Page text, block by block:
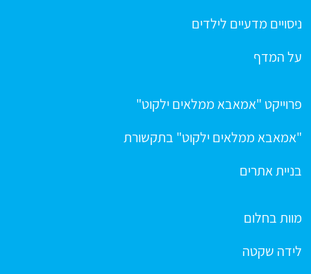
ניסויים מדעיים לילדים
על המדף
פרוייקט "אמאבא ממלאים ילקוט"
"אמאבא ממלאים ילקוט" בתקשורת
בניית אתרים
מוות בחלום
לידה שקטה